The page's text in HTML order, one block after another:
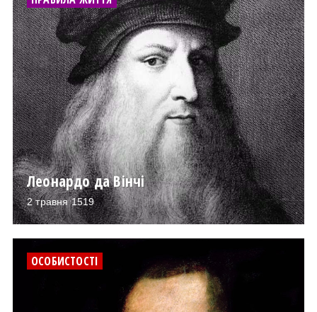
Леонардо да Вінчі
2 травня 1519
ОСОБИСТОСТІ